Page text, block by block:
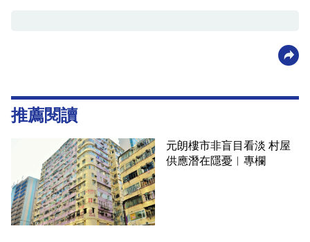
推薦閱讀
元朗樓市非盲目看淡 村屋
供應潛在隱憂︳專欄